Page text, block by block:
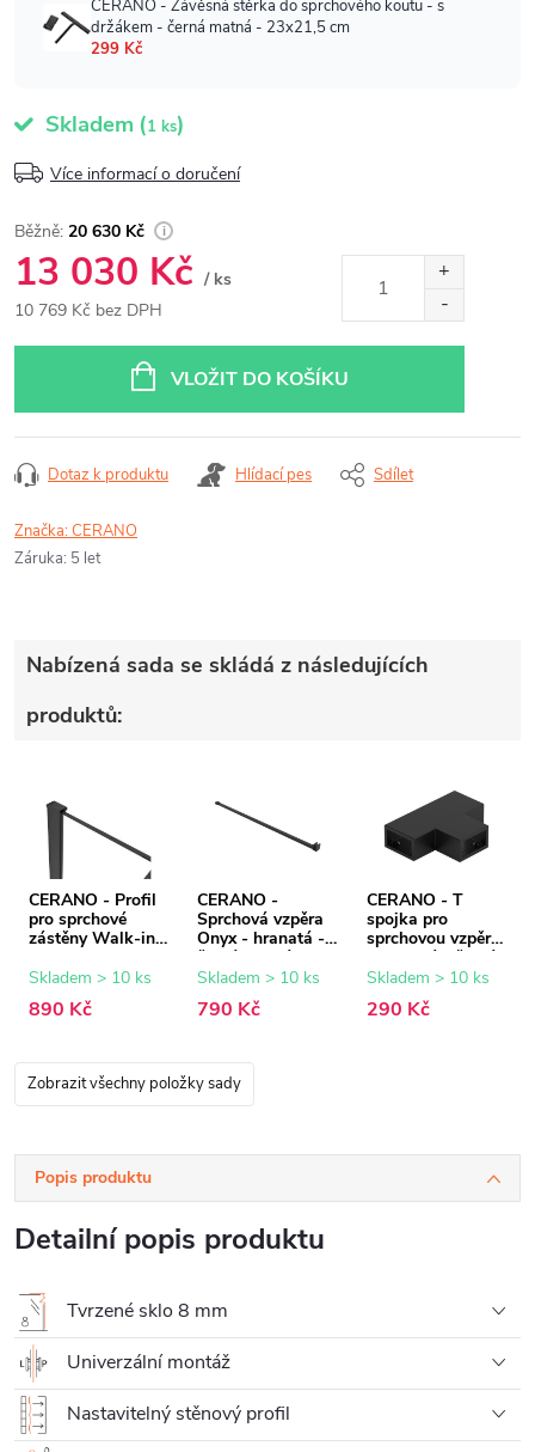
Skladem (1 ks)
Více informací o doručení
20 630 Kč
13 030 Kč / ks
10 769 Kč bez DPH
VLOŽIT DO KOŠÍKU
Dotaz k produktu Hlídací pes Sdílet
Značka:CERANO
Záruka: 5 let
Nabízená sada se skládá z následujících
produktů:
CERANO - Profil
pro sprchové
zástěny Walk-in
černá matná - 15
Skladem > 10 ks
890 Kč
CERANO -
Sprchová vzpěra
Onyx - hranatá -
černá matná -
150 cm
Skladem > 10 ks
790 Kč
CERANO - T
spojka pro
sprchovou vzpěru
- hranatá - černá
matná
Skladem > 10 ks
290 Kč
Zobrazit všechny položky sady
Popis produktu
Detailní popis produktu
Tvrzené sklo 8 mm
Univerzální montáž
Nastavitelný stěnový profil